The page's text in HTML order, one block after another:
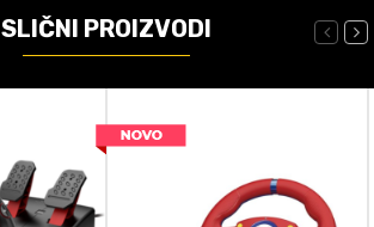
SLIČNI PROIZVODI